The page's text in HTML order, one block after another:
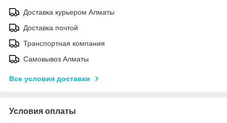
Доставка курьером Алматы
Доставка почтой
Транспортная компания
Самовывоз Алматы
Все условия доставки
Условия оплаты